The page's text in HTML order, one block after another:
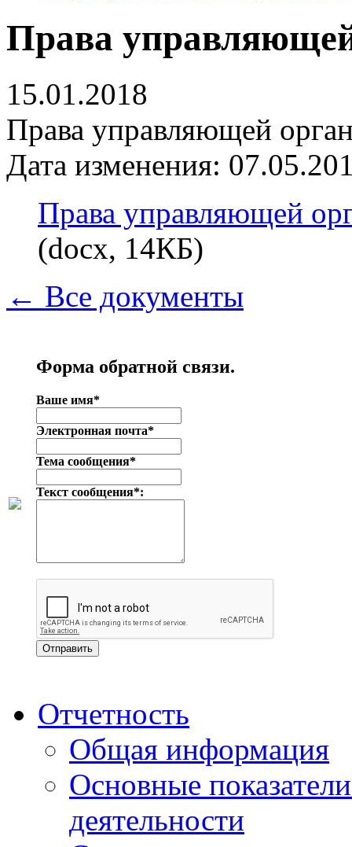
Права
15.01.2018
Права управляющей
Дата изменения:
Права управляющей
(docx, 14КБ)
← Все документы
Форма обратной связи.
Ваше имя*
Электронная почта*
Тема сообщения*
Текст сообщения*:
Отчетность
Общая информация
Основные
деятельности